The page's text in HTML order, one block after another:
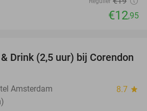
€12,95
37%
Drink (2,5 uur) bij Corendon
Amsterdam 8.7 star